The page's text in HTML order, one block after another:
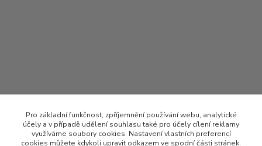
Pro základní funkčnost, zpříjemnění používání webu, analytické
účely a v případě udělení souhlasu také pro účely cílení reklamy
využíváme soubory cookies. Nastavení vlastních preferencí
cookies můžete kdykoli upravit odkazem ve spodní části stránek.